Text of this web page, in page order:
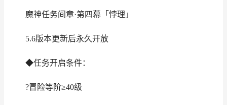
魔神任务间章·第四幕「悖理」
5.6版本更新后永久开放
◆任务开启条件：
?冒险等阶≥40级